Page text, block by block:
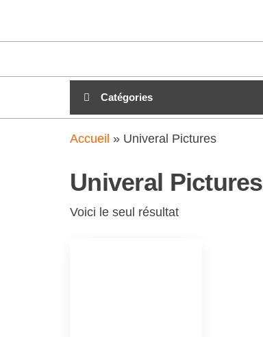
clubdial.fr
Catégories
Accueil » Univeral Pictures
Univeral Pictures
Voici le seul résultat